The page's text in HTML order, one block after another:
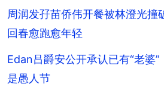
周润发孖苗侨伟开餐被林澄光
回春愈跑愈年轻
Edan吕爵安公开承认已有“老婆
是愚人节